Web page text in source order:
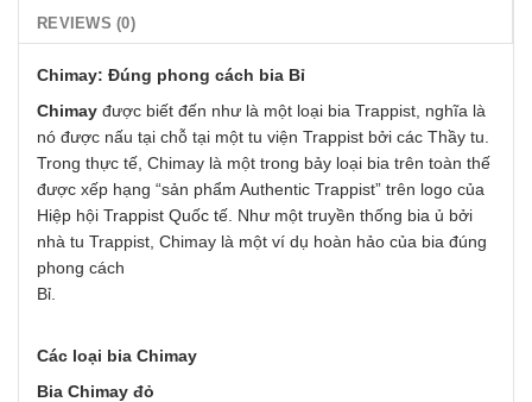
REVIEWS (0)
Chimay: Đúng phong cách bia Bỉ
Chimay được biết đến như là một loại bia Trappist, nghĩa là
nó được nấu tại chỗ tại một tu viện Trappist bởi các Thầy tu.
Trong thực tế, Chimay là một trong bảy loại bia trên toàn thế
được xếp hạng “sản phẩm Authentic Trappist” trên logo của
Hiệp hội Trappist Quốc tế. Như một truyền thống bia ủ bởi
nhà tu Trappist, Chimay là một ví dụ hoàn hảo của bia đúng
phong cách
Các loại bia Chimay
Bia Chimay đỏ